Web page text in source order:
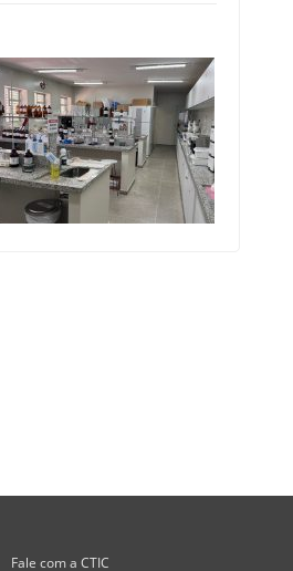
Fale com a CTIC